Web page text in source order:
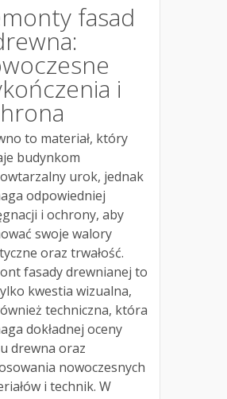
fasad
i
to materiał, który
budynkom
urok, jednak
odpowiedniej
i ochrony, aby
swoje walory
oraz trwałość.
fasady drewnianej to
kwestia wizualna,
techniczna, która
dokładnej oceny
drewna oraz
nowoczesnych
i technik. W